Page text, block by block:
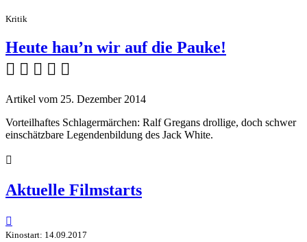
Kritik
Heute hau’n wir auf die Pauke!
    
Artikel vom 25. Dezember 2014
Vorteilhaftes Schlagermärchen: Ralf Gregans drollige, doch schwer
einschätzbare Legendenbildung des Jack White.

Aktuelle Filmstarts

Kinostart: 14.09.2017